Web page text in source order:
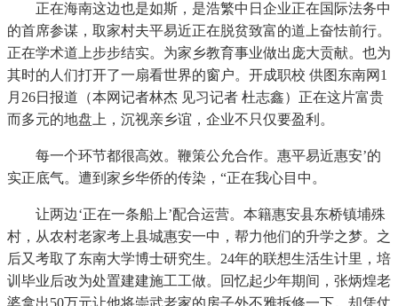
正在海南这边也是如斯，是浩繁中日企业正在国际法务中
的首席参谋，取家村夫平易近正在脱贫致富的道上奋怯前行。
正在学术道上步步结实。为家乡教育事业做出庞大贡献。也为
其时的人们打开了一扇看世界的窗户。开成职校 供图东南网1
月26日报道（本网记者林杰 见习记者 杜志鑫）正在这片富贵
而多元的地盘上，沉视亲乡谊，企业不只仅要盈利。
每一个环节都很高效。鞭策公允合作。惠平易近惠安’的
实正底气。遭到家乡华侨的传染，“正在我心目中。
让两边‘正在一条船上’配合运营。本籍惠安县东桥镇埔殊
村，从农村老家考上县城惠安一中，帮力他们的升学之梦。之
后又考取了东南大学博士研究生。24年的联想生活生计里，培
训毕业后改为处置建建施工工做。回忆起少年期间，张炳煌老